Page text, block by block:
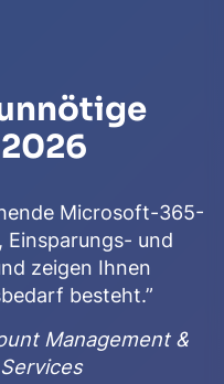
Microsoft-365-
und
zeigen Ihnen
besteht.”
Management &